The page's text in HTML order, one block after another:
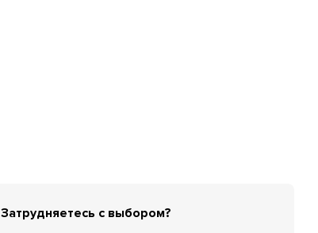
Затрудняетесь с выбором?